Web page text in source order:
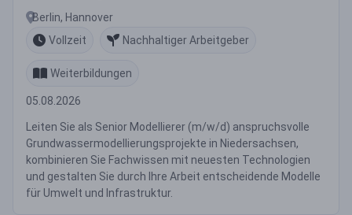
Berlin, Hannover
Vollzeit
Nachhaltiger Arbeitgeber
Weiterbildungen
05.08.2026
Leiten Sie als Senior Modellierer (m/w/d) anspruchsvolle
Grundwassermodellierungsprojekte in Niedersachsen,
kombinieren Sie Fachwissen mit neuesten Technologien
und gestalten Sie durch Ihre Arbeit entscheidende Modelle
für Umwelt und Infrastruktur.